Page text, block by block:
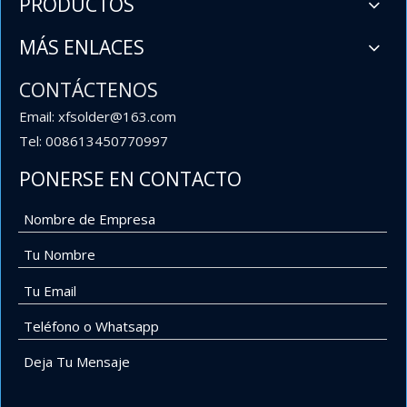
MÁS ENLACES
CONTÁCTENOS
Email: xfsolder@163.com
Tel: 008613450770997
PONERSE EN CONTACTO